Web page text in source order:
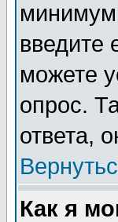
минимум
введите
можете
опрос.
ответа,
Как я